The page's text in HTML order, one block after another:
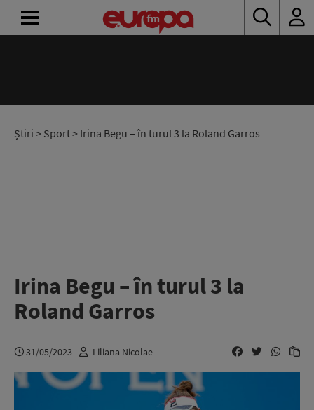
Știri > Sport> Irina Begu – în turul 3 la Roland Garros
Irina Begu – în turul 3 la
Roland Garros
31/05/2023 Liliana Nicolae
RADIO